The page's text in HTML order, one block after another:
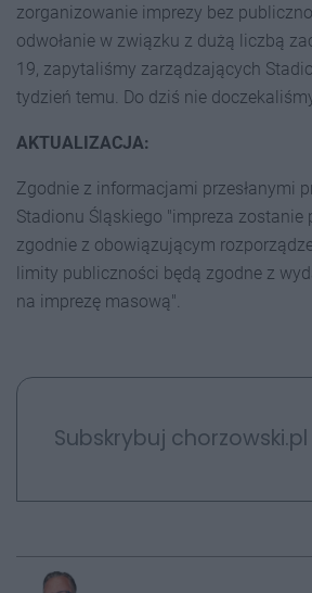
zorganizowanie imprezy bez
odwołanie w związku z dużą liczbą
19, zapytaliśmy zarządzających
tydzień temu. Do dziś nie
AKTUALIZACJA:
Zgodnie z informacjami przesłanymi
Stadionu Śląskiego "impreza zostanie
zgodnie z obowiązującym
limity publiczności będą zgodne z
na imprezę masową".
Subskrybuj chorzowski.pl